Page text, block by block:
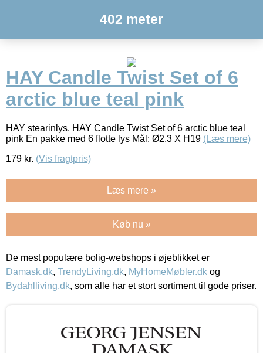
402 meter
HAY Candle Twist Set of 6
arctic blue teal pink
HAY stearinlys. HAY Candle Twist Set of 6 arctic blue teal
pink En pakke med 6 flotte lys Mål: Ø2.3 X H19 (Læs mere)
179 kr. (Vis fragtpris)
Læs mere »
Køb nu »
De mest populære bolig-webshops i øjeblikket er
Damask.dk, TrendyLiving.dk, MyHomeMøbler.dk og
Bydahlliving.dk, som alle har et stort sortiment til gode priser.